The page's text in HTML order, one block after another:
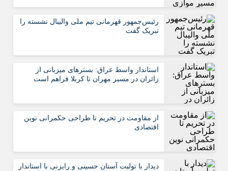
رئیس‌جمهور قهرمانی تیم ملی والیبال نشسته را
تبریک گفت
استاندار واسط عراق: بسترهای میزبانی از
زائران در مسیر مهران تا کربلا فراهم است
از مقاومت در تحریم تا طراحی حکمرانی نوین
اقتصادی
دیدار با تولیت آستان حسینی و رایزنی با استاندار